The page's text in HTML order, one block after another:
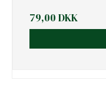
79,00 DKK